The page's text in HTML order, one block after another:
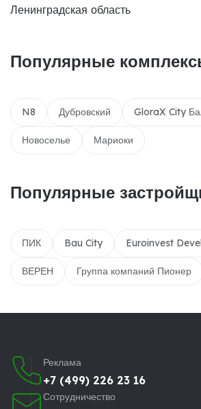
Ленинградская область
Популярные
N8 Дубровский GloraX City
Новоселье Мариоки
Популярные
ПИК Bau City Euroinvest
ВЕРЕН Группа компаний Пионер
Реклама
+7 (499) 226 23 16
Сотрудничество